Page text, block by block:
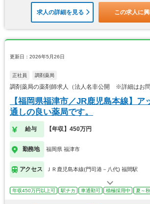
求人の詳細を見る この求人に
更新日：2026年5月26日
正社員 調剤薬局
調剤薬局の薬剤師求人（法人名非公開 ※詳細はお問
【福岡県福津市／JR鹿児島本線】ア
通しの良い薬局です。
給与 【年収】450万円
勤務地 福岡県 福津市
アクセス ＪＲ鹿児島本線(門司港－八代) 福間駅
年収450万円以上可 駅チカ 車通勤可 積極採用中 夏～